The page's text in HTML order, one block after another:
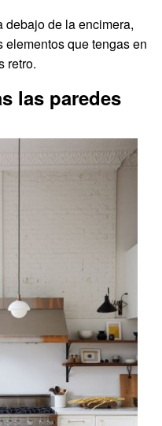
de la encimera,
elementos que tengas en
retro.
las paredes